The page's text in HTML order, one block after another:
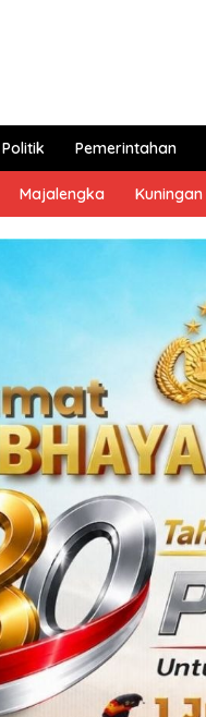
Politik Pemerintahan
Majalengka Kuningan